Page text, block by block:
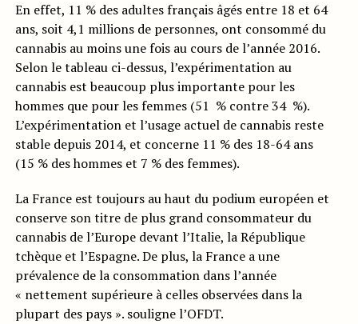
En effet, 11 % des adultes français âgés entre 18 et 64
ans, soit 4,1 millions de personnes, ont consommé du
cannabis au moins une fois au cours de l’année 2016.
Selon le tableau ci-dessus, l’expérimentation au
cannabis est beaucoup plus importante pour les
hommes que pour les femmes (51 % contre 34 %).
L’expérimentation et l’usage actuel de cannabis reste
stable depuis 2014, et concerne 11 % des 18-64 ans
(15 % des hommes et 7 % des femmes).
La France est toujours au haut du podium européen et
conserve son titre de plus grand consommateur du
cannabis de l’Europe devant l’Italie, la République
tchèque et l’Espagne. De plus, la France a une
prévalence de la consommation dans l’année
« nettement supérieure à celles observées dans la
plupart des pays ». souligne l’OFDT.